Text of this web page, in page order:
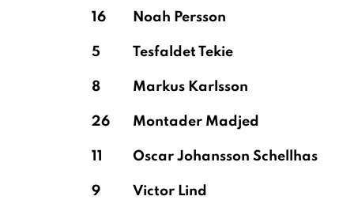
16 Noah Persson
5 Tesfaldet Tekie
8 Markus Karlsson
26 Montader Madjed
11 Oscar Johansson Schellhas
9 Victor Lind